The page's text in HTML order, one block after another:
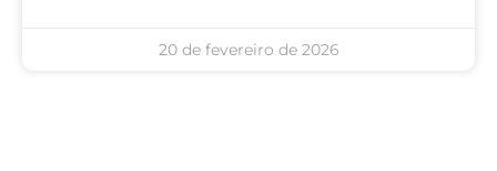
20 de fevereiro de 2026